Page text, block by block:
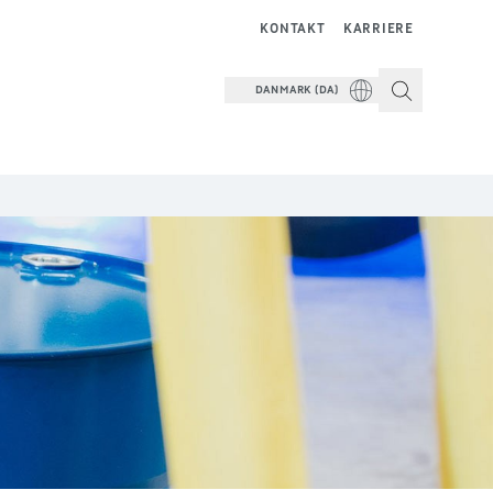
KARRIERE
KONTAKT
DANMARK (DA)